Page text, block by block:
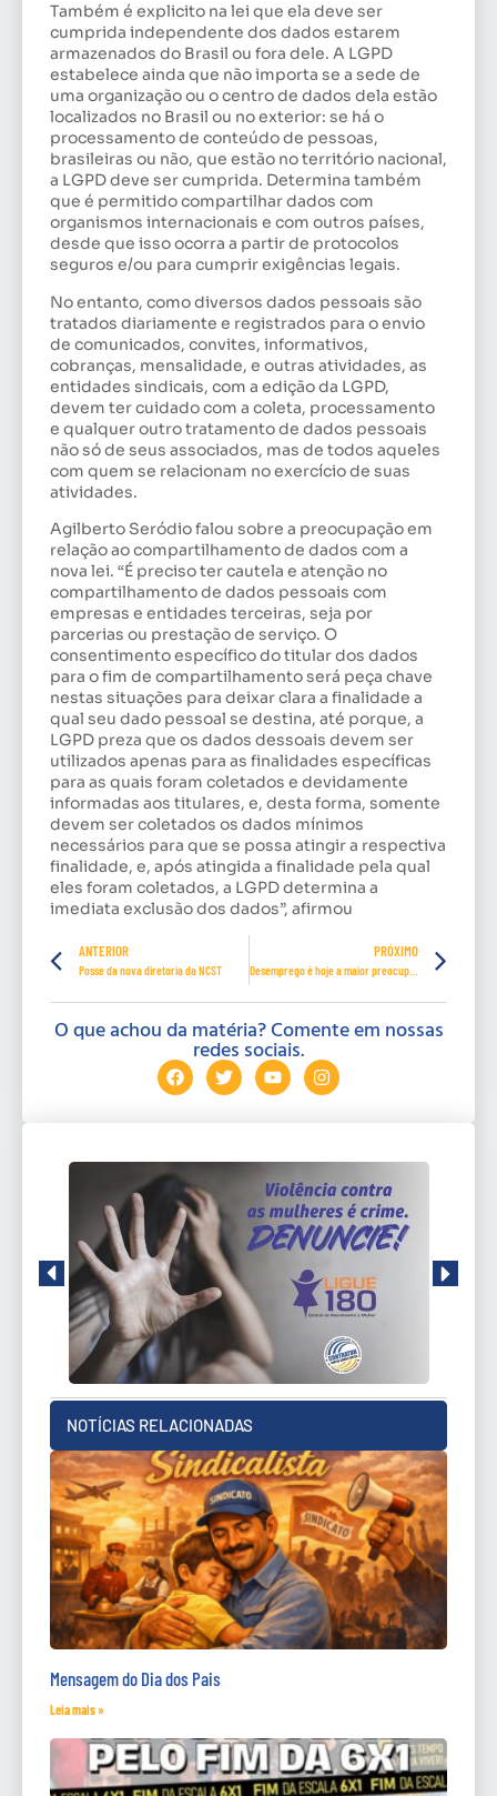
Também é explicito na lei que ela deve ser
cumprida independente dos dados estarem
armazenados do Brasil ou fora dele. A LGPD
estabelece ainda que não importa se a sede de
uma organização ou o centro de dados dela estão
localizados no Brasil ou no exterior: se há o
processamento de conteúdo de pessoas,
brasileiras ou não, que estão no território nacional,
a LGPD deve ser cumprida. Determina também
que é permitido compartilhar dados com
organismos internacionais e com outros países,
desde que isso ocorra a partir de protocolos
seguros e/ou para cumprir exigências legais.
No entanto, como diversos dados pessoais são
tratados diariamente e registrados para o envio
de comunicados, convites, informativos,
cobranças, mensalidade, e outras atividades, as
entidades sindicais, com a edição da LGPD,
devem ter cuidado com a coleta, processamento
e qualquer outro tratamento de dados pessoais
não só de seus associados, mas de todos aqueles
com quem se relacionam no exercício de suas
atividades.
Agilberto Seródio falou sobre a preocupação em
relação ao compartilhamento de dados com a
nova lei. “É preciso ter cautela e atenção no
compartilhamento de dados pessoais com
empresas e entidades terceiras, seja por
parcerias ou prestação de serviço. O
consentimento específico do titular dos dados
para o fim de compartilhamento será peça chave
nestas situações para deixar clara a finalidade a
qual seu dado pessoal se destina, até porque, a
LGPD preza que os dados dessoais devem ser
utilizados apenas para as finalidades específicas
para as quais foram coletados e devidamente
informadas aos titulares, e, desta forma, somente
devem ser coletados os dados mínimos
necessários para que se possa atingir a respectiva
finalidade, e, após atingida a finalidade pela qual
eles foram coletados, a LGPD determina a
imediata exclusão dos dados”, afirmou
ANTERIOR
Posse da nova diretoria da NCST
PRÓXIMO
Desemprego é hoje a maior preocupação dos brasileiros
O que achou da matéria? Comente em nossas
redes sociais.
NOTÍCIAS RELACIONADAS
Mensagem do Dia dos Pais
Leia mais »